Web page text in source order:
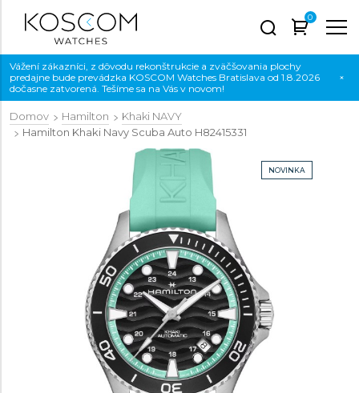
0
Vážení zákazníci, z dôvodu rekonštrukcie a zväčšovania plochy
predajne bude prevádzka KOSCOM Watches Bratislava od 1.8.2026
dočasne zatvorená. Tešíme sa na Vás v novom!
×
Domov Hamilton
Khaki NAVY
Hamilton Khaki Navy Scuba Auto H82415331
NOVINKA